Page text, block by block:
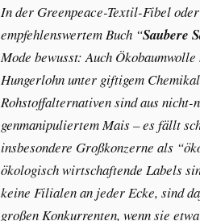
In der Greenpeace-Textil-Fibel
empfehlenswertem Buch “Saubere
Mode bewusst: Auch
Hungerlohn unter giftigem
Rohstoffalternativen sind aus nicht-
genmanipuliertem Mais – es fällt
insbesondere Großkonzerne als
ökologisch wirtschaftende Labels
keine Filialen an jeder Ecke, sind
großen Konkurrenten, wenn sie